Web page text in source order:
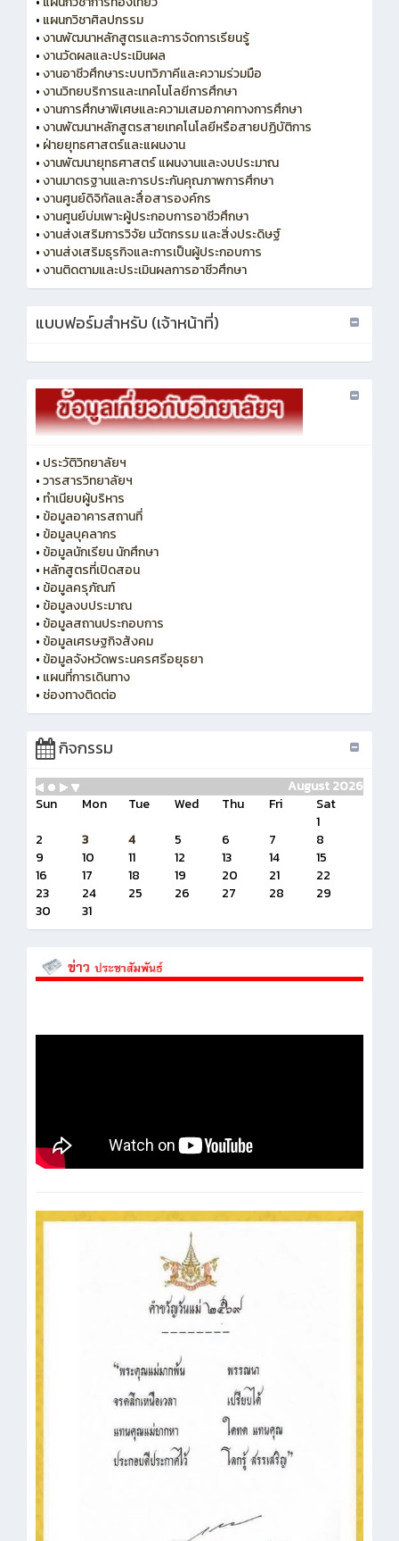
• แผนกวิชาศิลปกรรม
•งานพัฒนาหลักสูตรและการจัดการเรียนรู้
•งานวัดผลและประเมินผล
•งานอาชีวศึกษาระบบทวิภาคีและความร่วมมือ
•งานวิทยบริการและเทคโนโลยีการศึกษา
•งานการศึกษาพิเศษและความเสมอภาคทางการศึกษา
•งานพัฒนาหลักสูตรสายเทคโนโลยีหรือสายปฏิบัติการ
• ฝ่ายยุทธศาสตร์และแผนงาน
•งานพัฒนายุทธศาสตร์ แผนงานและงบประมาณ
•งานมาตรฐานและการประกันคุณภาพการศึกษา
•งานศูนย์ดิจิทัลและสื่อสารองค์กร
•งานศูนย์บ่มเพาะผู้ประกอบการอาชีวศึกษา
•งานส่งเสริมการวิจัย นวัตกรรม และสิ่งประดิษฐ์
•งานส่งเสริมธุรกิจและการเป็นผู้ประกอบการ
•งานติดตามและประเมินผลการอาชีวศึกษา
แบบฟอร์มสำหรับ (เจ้าหน้าที่)
• ประวัติวิทยาลัยฯ
•วารสารวิทยาลัยฯ
• ทำเนียบผู้บริหาร
• ข้อมูลอาคารสถานที่
• ข้อมูลบุคลากร
• ข้อมูลนักเรียน นักศึกษา
• หลักสูตรที่เปิดสอน
• ข้อมูลครุภัณฑ์
• ข้อมูลงบประมาณ
• ข้อมูลสถานประกอบการ
• ข้อมูลเศรษฐกิจสังคม
• ข้อมูลจังหวัดพระนครศรีอยุธยา
• แผนที่การเดินทาง
• ช่องทางติดต่อ
กิจกรรม
August 2026
Sun
Mon Tue Wed Thu Fri
Sat
1
2
3 4 5 6 7
8
9
10 11 12 13 14
15
16
17 18 19 20 21
22
23
24 25 26 27 28
29
30
31